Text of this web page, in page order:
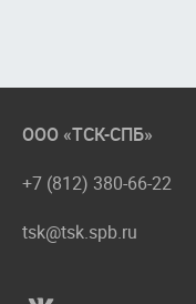
ООО «ТСК-СПБ»
+7 (812) 380-66-22
tsk@tsk.spb.ru